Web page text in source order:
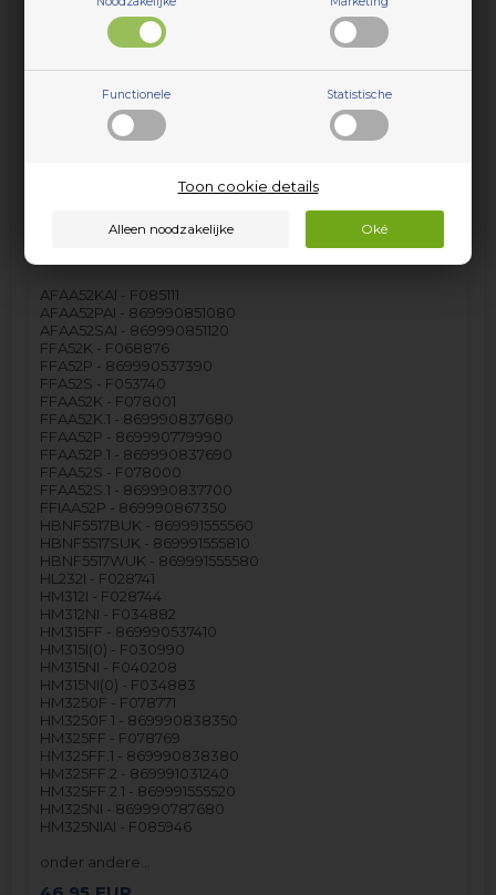
Functionele Statistische
Toon cookie details
Flessenbak in de deur, Hotpoint koelkast &
diepvries (lager)
Onderste plank in de koelkastdeur, vaak gebruikt als
melkrek. De deurplank kan eenvoudig worden
code zoals aangegeven na het koppelteken.
AFAA52KAI - F085111
AFAA52PAI - 869990851080
AFAA52SAI - 869990851120
FFA52K - F068876
FFA52P - 869990537390
FFA52S - F053740
FFAA52K - F078001
FFAA52K.1 - 869990837680
FFAA52P - 869990779990
FFAA52P.1 - 869990837690
FFAA52S - F078000
FFAA52S.1 - 869990837700
FFIAA52P - 869990867350
HBNF5517BUK - 869991555560
HBNF5517SUK - 869991555810
HBNF5517WUK - 869991555580
HL232I - F028741
HM312I - F028744
HM312NI - F034882
HM315FF - 869990537410
HM315I(0) - F030990
HM315NI - F040208
HM315NI(0) - F034883
HM3250F - F078771
HM3250F.1 - 869990838350
HM325FF - F078769
HM325FF.1 - 869990838380
HM325FF.2 - 869991031240
HM325FF.2.1 - 869991555520
HM325NI - 869990787680
HM325NIAI - F085946
onder andere…